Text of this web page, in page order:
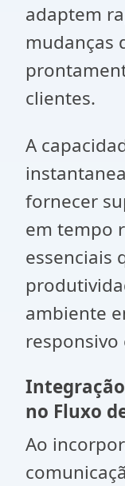
adaptem
mudanças
clientes.
A
fornecer
em tempo
essenciais
ambiente
responsivo
no Fluxo
Ao